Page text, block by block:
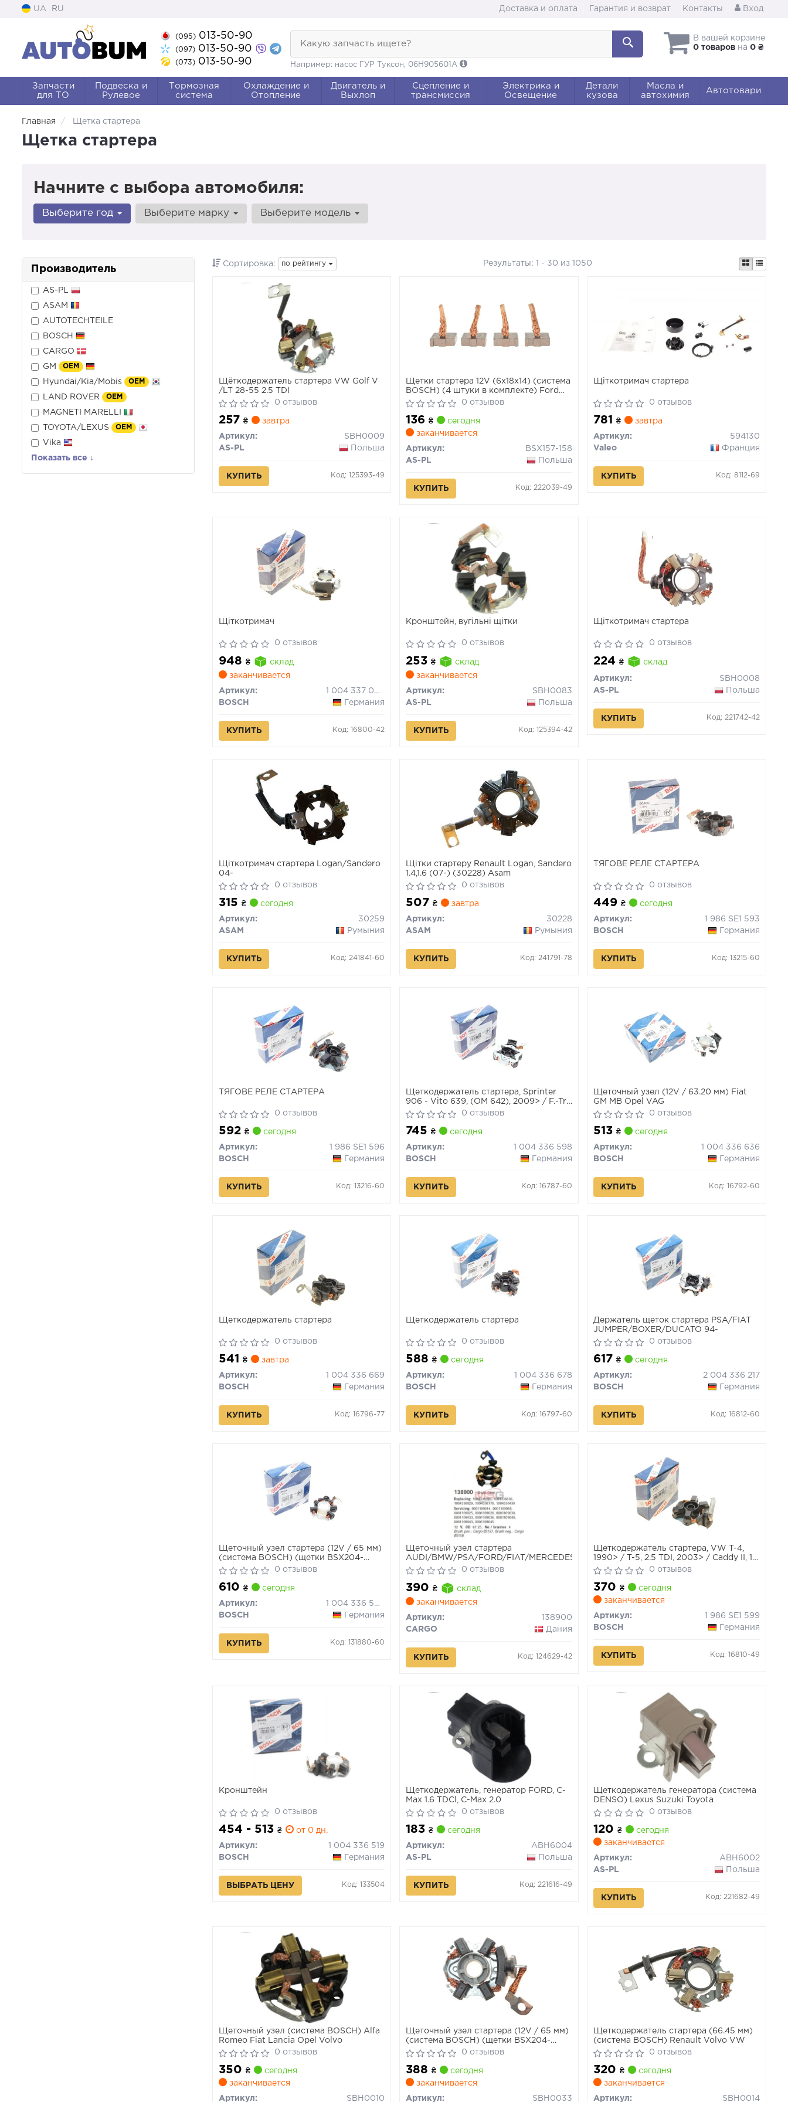
UA RU Доставка и оплата Гарантия и возврат Контакты Вход
(095)013-50-90
(097)013-50-90
(073)013-50-90
В вашей корзине
0 товаров на 0 ₴
Какую запчасть ищете?
Например: насос ГУР Туксон, 06H905601A
Запчасти
для ТО
Подвеска и
Рулевое
Тормозная
система
Охлаждение и
Отопление
Двигатель и
Выхлоп
Сцепление и
трансмиссия
Электрика и
Освещение
Детали
кузова
Масла и
автохимия
Автотовари
Главная Щетка стартера
Щетка стартера
Начните с выбора автомобиля:
Выберите год Выберите марку Выберите модель
Производитель
AS-PL
ASAM
AUTOTECHTEILE
BOSCH
CARGO
GM OEM
Hyundai/Kia/Mobis OEM
LAND ROVER OEM
MAGNETI MARELLI
TOYOTA/LEXUS OEM
Vika
Показать все ↓
Сортировка: по рейтингу Результаты: 1 - 30 из 1050
Щёткодержатель стартера VW Golf V
/LT 28-55 2.5 TDI
0 отзывов
257 ₴ завтра
Артикул:
SBH0009
AS-PL
Польша
КУПИТЬ Код: 125393-49
Щетки стартера 12V (6x18x14) (система
BOSCH) (4 штуки в комплекте) Ford
VAG
0 отзывов
136₴
сегодня
заканчивается
Артикул:
BSX157-158
AS-PL
Польша
КУПИТЬ Код: 222039-49
Щіткотримач стартера
0 отзывов
781₴ завтра
Артикул:
594130
Valeo
Франция
КУПИТЬ Код: 8112-69
Щіткотримач
0 отзывов
948 ₴
склад
заканчивается
Артикул:
1 004 337 006
BOSCH
Германия
КУПИТЬ Код: 16800-42
Кронштейн, вугільні щітки
0 отзывов
253₴
склад
заканчивается
Артикул:
SBH0083
AS-PL
Польша
КУПИТЬ Код: 125394-42
Щіткотримач стартера
0 отзывов
224₴ склад
Артикул:
SBH0008
AS-PL
Польша
КУПИТЬ Код: 221742-42
Щіткотримач стартера Logan/Sandero
04-
0 отзывов
315 ₴ сегодня
Артикул:
30259
ASAM
Румыния
КУПИТЬ Код: 241841-60
Щітки стартеру Renault Logan, Sandero
1.4,1.6 (07-) (30228) Asam
0 отзывов
507₴ завтра
Артикул:
30228
ASAM
Румыния
КУПИТЬ Код: 241791-78
ТЯГОВЕ РЕЛЕ СТАРТЕРА
0 отзывов
449₴ сегодня
Артикул:
1 986 SE1 593
BOSCH
Германия
КУПИТЬ Код: 13215-60
ТЯГОВЕ РЕЛЕ СТАРТЕРА
0 отзывов
592 ₴ сегодня
Артикул:
1 986 SE1 596
BOSCH
Германия
КУПИТЬ Код: 13216-60
Щеткодержатель стартера, Sprinter
906 - Vito 639, (OM 642), 2009> / F.-Tr.,
2.2 TDCI, 2011>0 отзывов
745₴ сегодня
Артикул:
1 004 336 598
BOSCH
Германия
КУПИТЬ Код: 16787-60
Щеточный узел (12V / 63.20 мм) Fiat
GM MB Opel VAG
0 отзывов
513₴ сегодня
Артикул:
1 004 336 636
BOSCH
Германия
КУПИТЬ Код: 16792-60
Щеткодержатель стартера
0 отзывов
541 ₴ завтра
Артикул:
1 004 336 669
BOSCH
Германия
КУПИТЬ Код: 16796-77
Щеткодержатель стартера
0 отзывов
588₴ сегодня
Артикул:
1 004 336 678
BOSCH
Германия
КУПИТЬ Код: 16797-60
Держатель щеток стартера PSA/FIAT
JUMPER/BOXER/DUCATO 94-
0 отзывов
617₴ сегодня
Артикул:
2 004 336 217
BOSCH
Германия
КУПИТЬ Код: 16812-60
Щеточный узел стартера (12V / 65 мм)
(система BOSCH) (щетки BSX204-
2054) VAG
0 отзывов
610 ₴ сегодня
Артикул:
1 004 336 506
BOSCH
Германия
КУПИТЬ Код: 131880-60
Щеточный узел стартера
AUDI/BMW/PSA/FORD/FIAT/MERCEDES/SUZUKI
0 отзывов
390₴
склад
заканчивается
Артикул:
138900
CARGO
Дания
КУПИТЬ Код: 124629-42
Щеткодержатель стартера, VW T-4,
1990> / T-5, 2.5 TDI, 2003> / Caddy II, 1.9
D/TD, 1995>, (=1 004 33
0 отзывов
370₴
сегодня
заканчивается
Артикул:
1 986 SE1 599
BOSCH
Германия
КУПИТЬ Код: 16810-49
Кронштейн
0 отзывов
454 - 513 ₴ от 0 дн.
Артикул:
1 004 336 519
BOSCH
Германия
ВЫБРАТЬ ЦЕНУ Код: 133504
Щеткодержатель, генератор FORD, C-
Max 1.6 TDCl, C-Max 2.0
0 отзывов
183₴ сегодня
Артикул:
ABH6004
AS-PL
Польша
КУПИТЬ Код: 221616-49
Щеткодержатель генератора (система
DENSO) Lexus Suzuki Toyota
0 отзывов
120₴
сегодня
заканчивается
Артикул:
ABH6002
AS-PL
Польша
КУПИТЬ Код: 221682-49
Щеточный узел (система BOSCH) Alfa
Romeo Fiat Lancia Opel Volvo
0 отзывов
350 ₴
сегодня
заканчивается
Артикул: SBH0010
Щеточный узел стартера (12V / 65 мм)
(система BOSCH) (щетки BSX204-
2054) VAG
0 отзывов
388₴
сегодня
заканчивается
Артикул: SBH0033
Щеткодержатель стартера (66.45 мм)
(система BOSCH) Renault Volvo VW
0 отзывов
320₴
сегодня
заканчивается
Артикул: SBH0014